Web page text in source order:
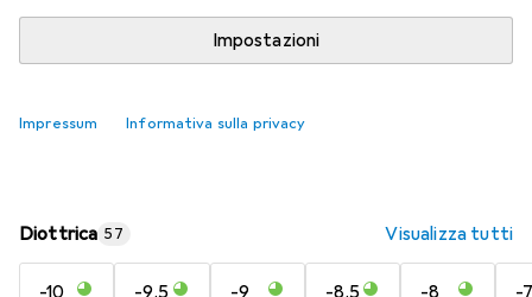
Impostazioni
Impressum Informativa sulla privacy
Aggiungi al carrello
Diottrica 57 Visualizza tutti
-10 -9.5 -9 -8.5 -8 -